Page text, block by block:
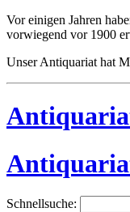
Vor einigen Jahren
vorwiegend vor 1900
Unser Antiquariat hat
Schnellsuche: